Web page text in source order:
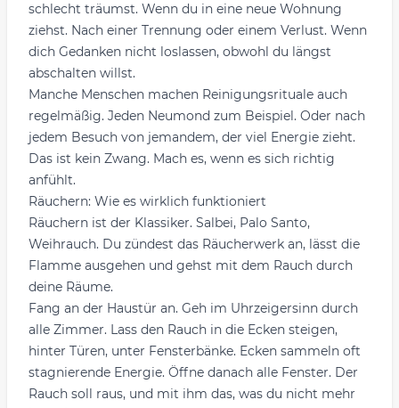
schlecht träumst. Wenn du in eine neue Wohnung
ziehst. Nach einer Trennung oder einem Verlust. Wenn
dich Gedanken nicht loslassen, obwohl du längst
abschalten willst.
Manche Menschen machen Reinigungsrituale auch
regelmäßig. Jeden Neumond zum Beispiel. Oder nach
jedem Besuch von jemandem, der viel Energie zieht.
Das ist kein Zwang. Mach es, wenn es sich richtig
anfühlt.
Räuchern: Wie es wirklich funktioniert
Räuchern ist der Klassiker. Salbei, Palo Santo,
Weihrauch. Du zündest das Räucherwerk an, lässt die
Flamme ausgehen und gehst mit dem Rauch durch
deine Räume.
Fang an der Haustür an. Geh im Uhrzeigersinn durch
alle Zimmer. Lass den Rauch in die Ecken steigen,
hinter Türen, unter Fensterbänke. Ecken sammeln oft
stagnierende Energie. Öffne danach alle Fenster. Der
Rauch soll raus, und mit ihm das, was du nicht mehr